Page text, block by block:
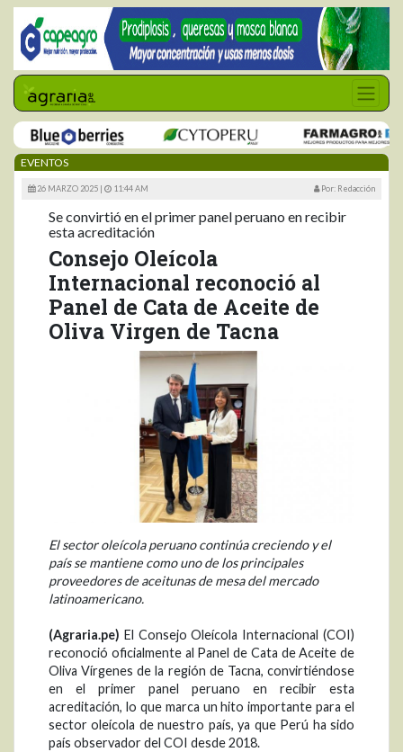
EVENTOS
26 MARZO 2025 | 11:44 AM Por: Redacción
Se convirtió en el primer panel peruano en recibir
esta acreditación
Consejo Oleícola
Internacional reconoció al
Panel de Cata de Aceite de
Oliva Virgen de Tacna
El sector oleícola peruano continúa creciendo y el
país se mantiene como uno de los principales
proveedores de aceitunas de mesa del mercado
latinoamericano.
(Agraria.pe) El Consejo Oleícola Internacional (COI)
reconoció oficialmente al Panel de Cata de Aceite de
Oliva Vírgenes de la región de Tacna, convirtiéndose
en el primer panel peruano en recibir esta
acreditación, lo que marca un hito importante para el
sector oleícola de nuestro país, ya que Perú ha sido
país observador del COI desde 2018.